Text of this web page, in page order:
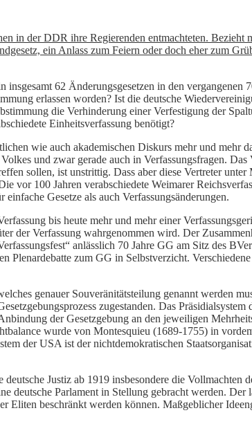
in der DDR ihre Regierenden entmachteten. Bezieht
ein Anlass zum Feiern oder doch eher zum
62 Änderungsgesetzen in den vergangenen
erlassen worden? Ist die deutsche
die Verhinderung einer Verfestigung der
Einheitsverfassung benötigt?
wie auch akademischen Diskurs mehr und mehr
und zwar gerade auch in Verfassungsfragen.
sollen, ist unstrittig. Dass aber diese Vertreter
vor 100 Jahren verabschiedete Weimarer
Gesetze als auch Verfassungsänderungen.
bis heute mehr und mehr einer
der Verfassung wahrgenommen wird. Der
anlässlich 70 Jahre GG am Sitz des
Plenardebatte zum GG in Selbstverzicht.
genauer Souveränitätsteilung genannt werden
zugestanden. Das
der Gesetzgebung an den jeweiligen
wurde von Montesquieu (1689-1755) in
der USA ist der nichtdemokratischen
Justiz ab 1919 insbesondere die Vollmachten
deutsche Parlament in Stellung gebracht werden.
Eliten beschränkt werden können. Maßgeblicher